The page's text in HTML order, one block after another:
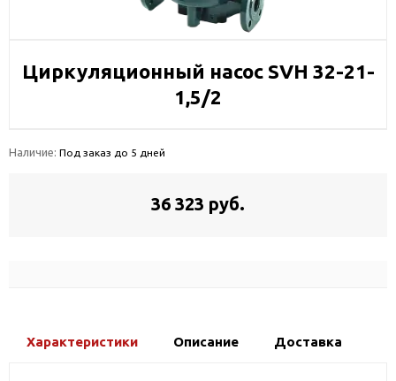
Циркуляционный насос SVH 32-21-
1,5/2
Наличие: Под заказ до 5 дней
36 323 руб.
Характеристики Описание Доставка